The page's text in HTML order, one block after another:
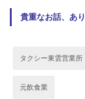
貴重なお話、あ
タクシー東雲営業所
元飲食業